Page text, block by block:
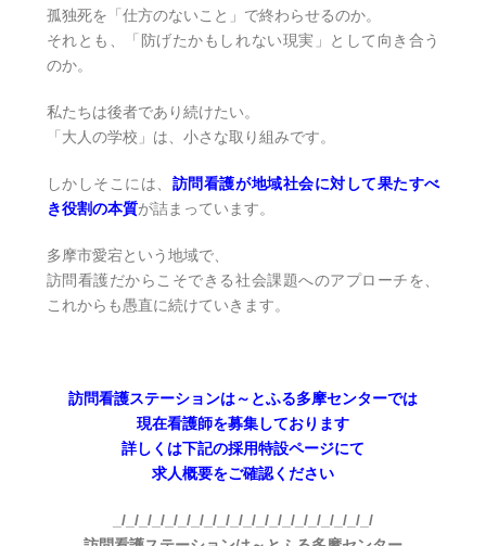
孤独死を「仕方のないこと」で終わらせるのか。
それとも、「防げたかもしれない現実」として向き合う
のか。
私たちは後者であり続けたい。
「大人の学校」は、小さな取り組みです。
しかしそこには、 訪問看護が地域社会に対して果たすべ
き役割の本質が詰まっています。
多摩市愛宕という地域で、
訪問看護だからこそできる社会課題へのアプローチを、
これからも愚直に続けていきます。
訪問看護ステーションは～とふる多摩センターでは
現在看護師を募集しております
詳しくは下記の採用特設ページにて
求人概要をご確認ください
_/_/_/_/_/_/_/_/_/_/_/_/_/_/_/_/_/_/_/_/